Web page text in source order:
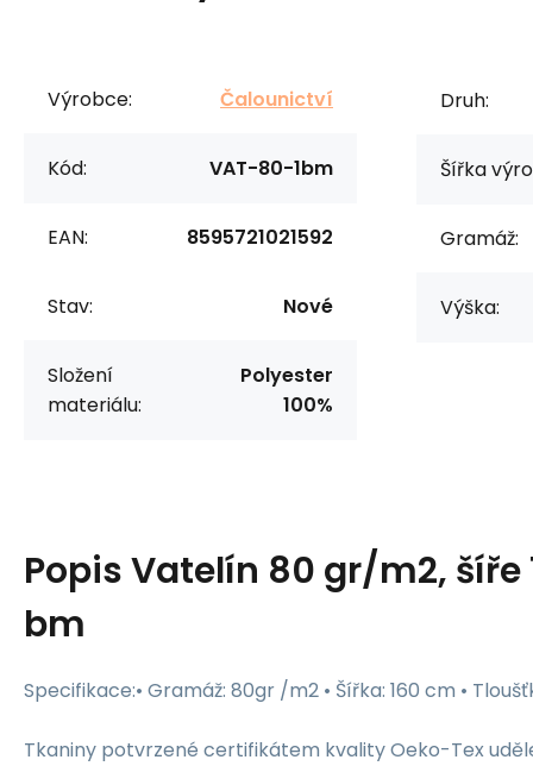
Výrobce: Čalounictví
Kód: VAT-80-1bm
EAN: 8595721021592
Stav: Nové
Složení
materiálu:
Polyester
100%
Druh:
Šířka
Gramáž:
Výška:
PopisVatelín 80 gr/m2, šíře
bm
Specifikace:• Gramáž: 80gr /m2 • Šířka: 160 cm •
Tkaniny potvrzené certifikátem kvality Oeko-Tex